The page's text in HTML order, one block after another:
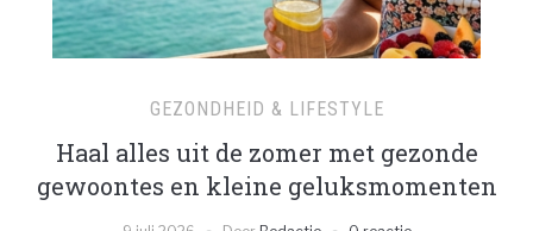
GEZONDHEID & LIFESTYLE
Haal alles uit de zomer met gezonde
gewoontes en kleine geluksmomenten